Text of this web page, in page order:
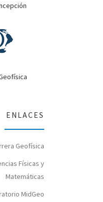
ENLACES
Geofísica
Físicas y
Matemáticas
MidGeo